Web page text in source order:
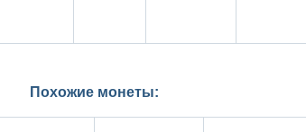
Похожие монеты: